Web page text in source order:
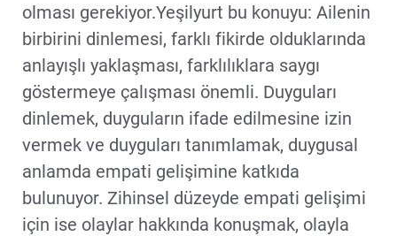
olması gerekiyor.Yeşilyurt bu konuyu: Ailenin
birbirini dinlemesi, farklı fikirde olduklarında
anlayışlı yaklaşması, farklılıklara saygı
göstermeye çalışması önemli. Duyguları
dinlemek, duyguların ifade edilmesine izin
vermek ve duyguları tanımlamak, duygusal
anlamda empati gelişimine katkıda
bulunuyor. Zihinsel düzeyde empati gelişimi
için ise olaylar hakkında konuşmak, olayla